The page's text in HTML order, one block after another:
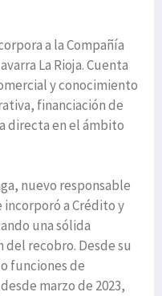
a la Compañía
La Rioja. Cuenta
y conocimiento
financiación de
directa en el ámbito
nuevo responsable
incorporó a Crédito y
una sólida
recobro. Desde su
funciones de
marzo de 2023,